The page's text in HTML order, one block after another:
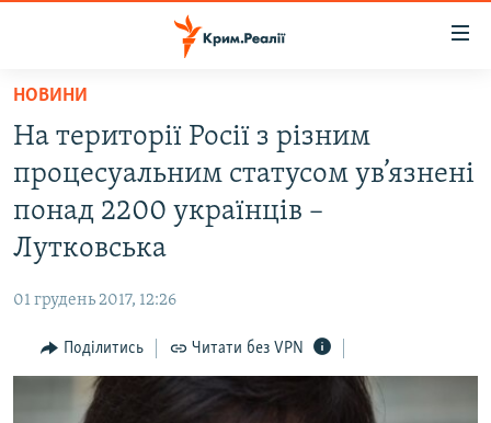
Перейти
основного
матеріалу
Перейти
до
основної
Перейти
пошуку
ВОДА.КРИМ
ВІДЕО ТА ФОТО
ПОЛІТИКА
ПОГЛЯД
ІНТЕРВ'Ю
ВСЕ ЗА ДЕНЬ
НОВИНИ
На території Росії з різним
процесуальним статусом ув’язнені
понад 2200 українців –
Лутковська
01 грудень 2017, 12:26
Поділитись Читати без VPN